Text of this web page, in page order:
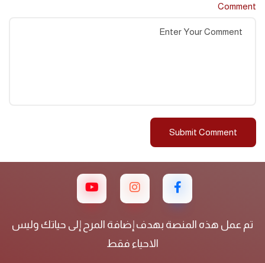
Comment
تم عمل هذه المنصة بهدف إضافة المرح إلى حياتك وليس
الاحياء فقط